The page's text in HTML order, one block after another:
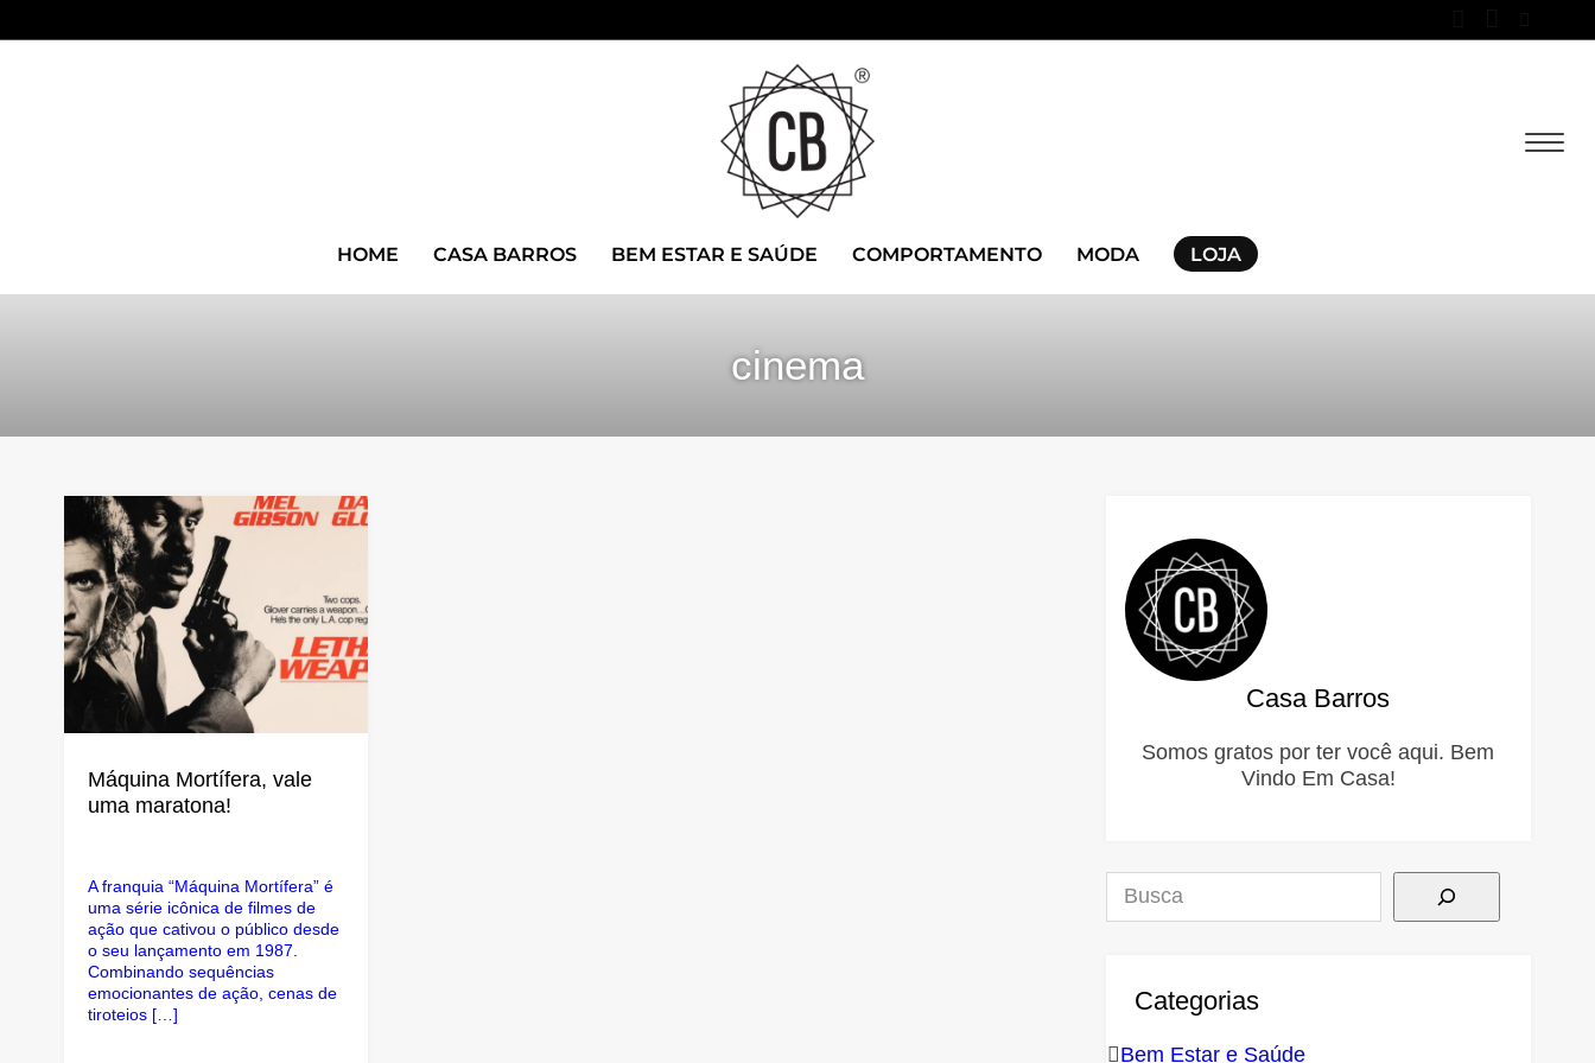
HOME CASA BARROS BEM ESTAR E SAÚDE COMPORTAMENTO MODA LOJA
cinema
Máquina Mortífera, vale
uma maratona!
A franquia “Máquina Mortífera” é
uma série icônica de filmes de
ação que cativou o público desde
o seu lançamento em 1987.
Combinando sequências
emocionantes de ação, cenas de
tiroteios […]
Casa Barros
Somos gratos por ter você aqui. Bem
Vindo Em Casa!
Pesquisar
Categorias
Bem Estar e Saúde